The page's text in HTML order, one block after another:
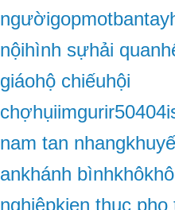
ngườigopmotbantay
nộihình sựhải quan
giáohộ chiếuhội
chợhụiimgurir50404
nam tan nhang
ankhánh bìnhkhô
nghiệpkien thuc pho